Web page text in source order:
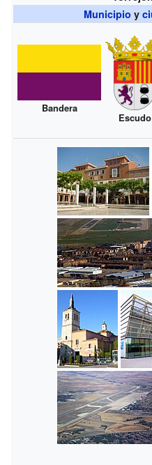
Municipio y
Bandera
Escudo